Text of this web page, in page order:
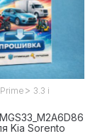
> 3.3 i
Kia Sorento